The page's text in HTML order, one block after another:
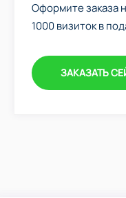
Оформите заказа
1000 визиток в
ЗАКАЗАТЬ